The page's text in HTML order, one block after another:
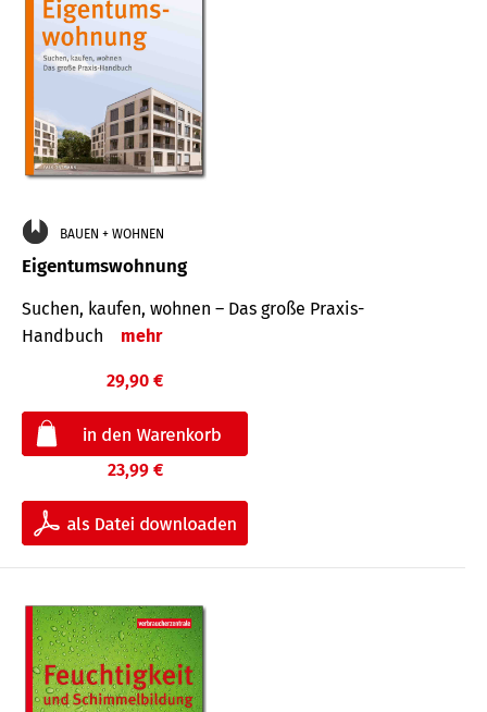
BAUEN + WOHNEN
Eigentumswohnung
Suchen, kaufen, wohnen – Das große Praxis-
Handbuch
mehr
29,90 €
23,99 €